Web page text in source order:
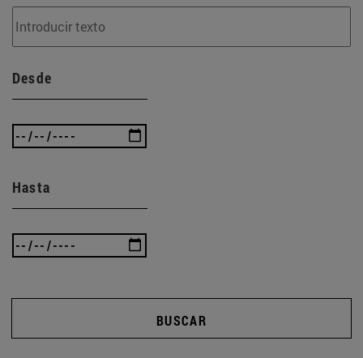
Desde
Hasta
BUSCAR